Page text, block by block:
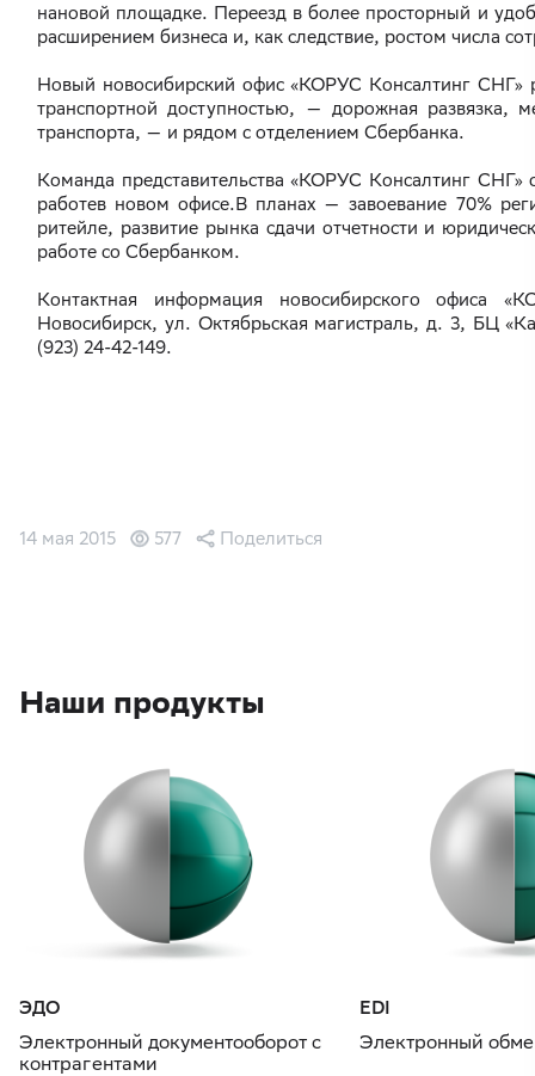
нановой площадке. Переезд в более просторный и
расширением бизнеса и, как следствие, ростом числа
Новый новосибирский офис «КОРУС Консалтинг СНГ»
транспортной доступностью, — дорожная развязка,
транспорта, — и рядом с отделением Сбербанка.
Команда представительства «КОРУС Консалтинг СНГ»
работев новом офисе.В планах — завоевание 70%
ритейле, развитие рынка сдачи отчетности и
работе со Сбербанком.
Контактная информация новосибирского офиса
Новосибирск, ул. Октябрьская магистраль, д. 3, БЦ
(923) 24-42-149.
14 мая 2015 577 Поделиться
Наши продукты
ЭДО
Электронный документооборот с
контрагентами
EDI
Электронный